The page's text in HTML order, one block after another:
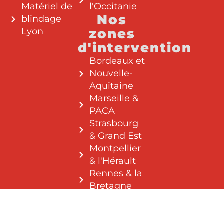
Matériel de
blindage
Lyon
l'Occitanie
Nos
zones
d'intervention
Bordeaux et
Nouvelle-
Aquitaine
Marseille &
PACA
Strasbourg
& Grand Est
Montpellier
& l'Hérault
Rennes & la
Bretagne